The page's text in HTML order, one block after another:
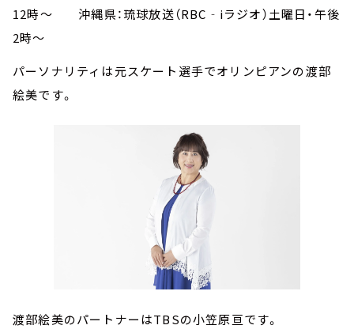
12時～ 沖縄県：琉球放送（RBC‐iラジオ）土曜日・午後
2時～
パーソナリティは元スケート選手でオリンピアンの渡部
絵美です。
渡部絵美のパートナーはTBSの小笠原亘です。